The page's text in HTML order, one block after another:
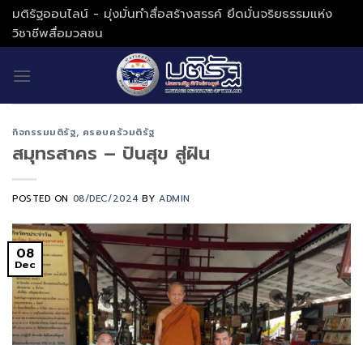
Skip
to
content
มติรัฐออนไลน์ - มุ่งมั่นทำสื่อสร้างสรรค์ ยึดมั่นจริยธรรมแห่ง
วิชาชีพสื่อมวลชน
กิจกรรมมติรัฐ, ครอบครัวมติรัฐ
สมุทรสาคร – ปันสุข สู่ฝัน
POSTED ON 08/DEC/2024BYADMIN
08
Dec